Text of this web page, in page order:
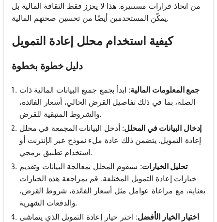
من اتخاذ قرارات مستنيرة. هذا لا يعزز فقط الثقافة المالية بل
يمكّن المستخدمين أيضًا من تحسين صحتهم المالية.
كيفية استخدام محلل إعادة التمويل
دليل خطوة بخطوة
جمع المعلومات المالية: ابدأ بجمع جميع البيانات المالية ذات
الصلة، بما في ذلك تفاصيل القرض الحالي، أسعار الفائدة،
والشروط المتبقية للقرض.
إدخال البيانات في المحلل: أدخل البيانات المجمعة في محلل
إعادة التمويل. يتضمن ذلك عادة ملء نموذج عبر الإنترنت أو
استخدام تطبيق برمجي.
تحليل الخيارات: سيقوم المحلل بمعالجة البيانات وتقديم
خيارات إعادة التمويل المختلفة. قم بمراجعة هذه الخيارات
بعناية، مع مراعاة عوامل مثل أسعار الفائدة، شروط القرض،
والدفعات الشهرية.
اختيار الخيار الأفضل: اختر خيار إعادة التمويل الذي يتماشى